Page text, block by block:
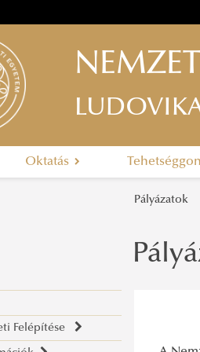
Oktatás
Pályázatok
Felépítése